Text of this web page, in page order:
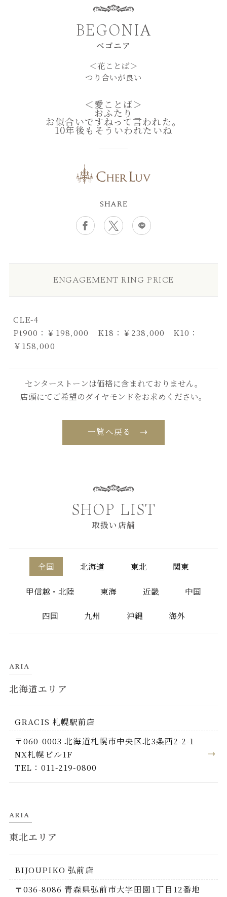
BEGONIA
ベゴニア
＜花ことば＞
つり合いが良い
＜愛ことば＞
おふたり
お似合いですねって言われた。
10年後もそういわれたいね
SHARE
ENGAGEMENT RING PRICE
CLE-4
Pt900：￥198,000 K18：￥238,000 K10：
￥158,000
センターストーンは価格に含まれておりません。
店頭にてご希望のダイヤモンドをお求めください。
一覧へ戻る
SHOP LIST
取扱い店舗
全国 北海道 東北 関東
甲信越・北陸 東海 近畿 中国
四国 九州 沖縄 海外
ARIA
北海道エリア
GRACIS 札幌駅前店
〒060-0003 北海道札幌市中央区北3条西2-2-1
NX札幌ビル1F
TEL：011-219-0800
ARIA
東北エリア
BIJOUPIKO 弘前店
〒036-8086 青森県弘前市大字田園1丁目12番地